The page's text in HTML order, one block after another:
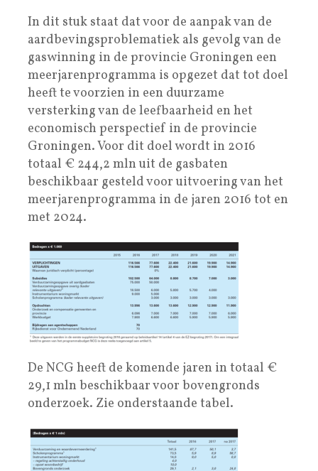
In dit stuk staat dat voor de aanpak van de
aardbevingsproblematiek als gevolg van de
gaswinning in de provincie Groningen een
meerjarenprogramma is opgezet dat tot doel
heeft te voorzien in een duurzame
versterking van de leefbaarheid en het
economisch perspectief in de provincie
Groningen. Voor dit doel wordt in 2016
totaal € 244,2 mln uit de gasbaten
beschikbaar gesteld voor uitvoering van het
meerjarenprogramma in de jaren 2016 tot en
met 2024.
De NCG heeft de komende jaren in totaal €
29,1 mln beschikbaar voor bovengronds
onderzoek. Zie onderstaande tabel.